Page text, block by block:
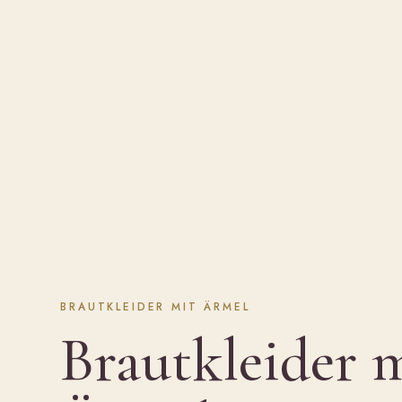
BRAUTKLEIDER MIT ÄRMEL
Brautkleider